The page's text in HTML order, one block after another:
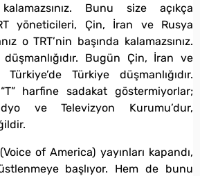
Bunu size açıkça
yöneticileri, Çin, İran ve Rusya
o TRT’nin başında kalamazsınız.
Bugün Çin, İran ve
Türkiye’de Türkiye düşmanlığıdır.
harfine sadakat göstermiyorlar;
ve Televizyon Kurumu’dur,
of America) yayınları kapandı,
başlıyor. Hem de bunu